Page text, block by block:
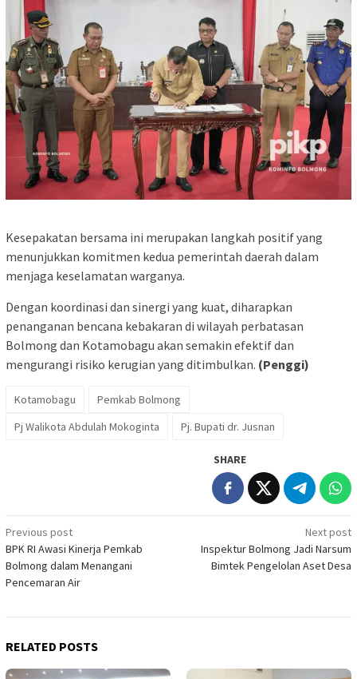
Kesepakatan bersama ini merupakan langkah positif yang
menunjukkan komitmen kedua pemerintah daerah dalam
menjaga keselamatan warganya.
Dengan koordinasi dan sinergi yang kuat, diharapkan
penanganan bencana kebakaran di wilayah perbatasan
Bolmong dan Kotamobagu akan semakin efektif dan
mengurangi risiko kerugian yang ditimbulkan. (Penggi)
Kotamobagu
Pemkab Bolmong
Pj Walikota Abdulah Mokoginta
Pj. Bupati dr. Jusnan
SHARE
Post
navigation
Previous post
BPK RI Awasi Kinerja Pemkab
Bolmong dalam Menangani
Pencemaran Air
Next post
Inspektur Bolmong Jadi Narsum
Bimtek Pengelolan Aset Desa
RELATED POSTS